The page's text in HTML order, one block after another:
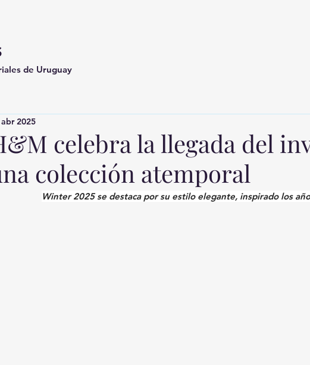
de Uruguay
celebra la llegada del
colección atemporal
2025
Winter 2025 se destaca por su estilo elegante, inspirado los